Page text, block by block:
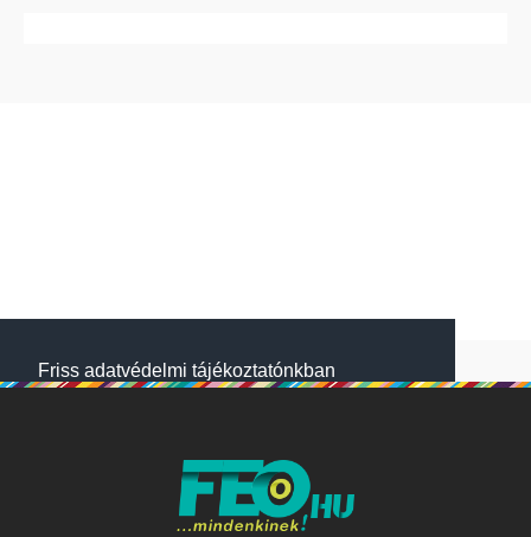
Friss adatvédelmi tájékoztatónkban
használunk a jobb működésért. A Website
NetSolution Média Zrt. 2018 május 25.
napjától hatályos adatkezelési tájékoztatóját